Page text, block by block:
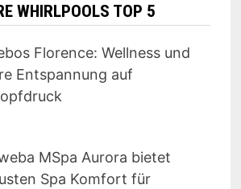
WHIRLPOOLS TOP 5
Florence: Wellness und
Entspannung auf
MSpa Aurora bietet
Spa Komfort für